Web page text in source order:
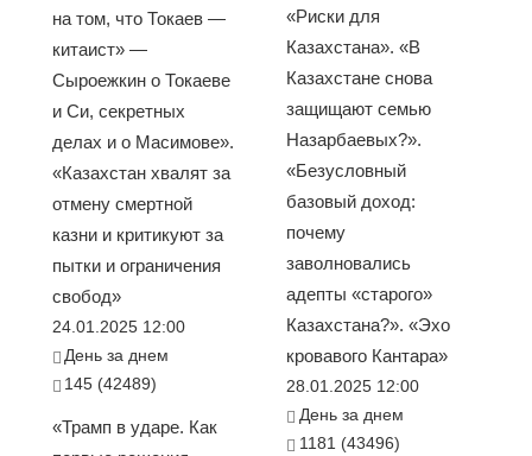
на том, что Токаев —
китаист» —
Сыроежкин о Токаеве
и Си, секретных
делах и о Масимове».
«Казахстан хвалят за
отмену смертной
казни и критикуют за
пытки и ограничения
свобод»
24.01.2025 12:00
День за днем
145 (42489)
«Трамп в ударе. Как
«Риски для
Казахстана». «В
Казахстане снова
защищают семью
Назарбаевых?».
«Безусловный
базовый доход:
почему
заволновались
адепты «старого»
Казахстана?». «Эхо
кровавого Кантара»
28.01.2025 12:00
День за днем
1181 (43496)